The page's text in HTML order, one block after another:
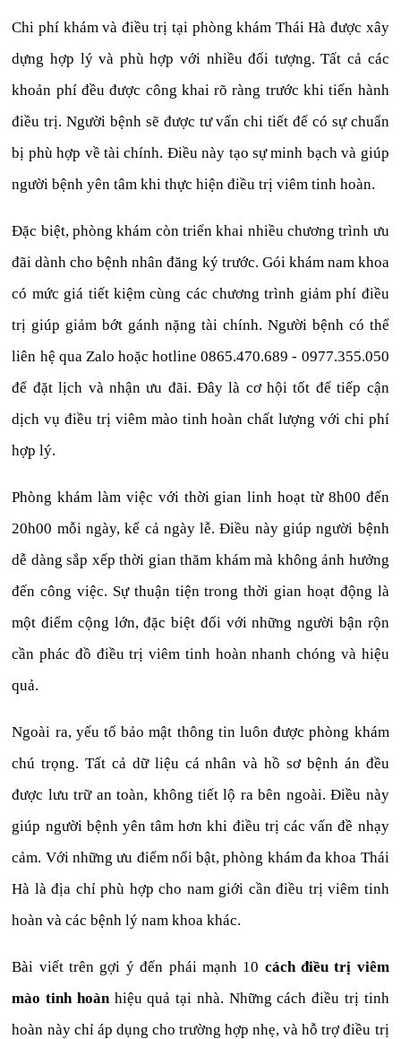
Chi phí khám và điều trị tại phòng khám Thái Hà được xây
dựng hợp lý và phù hợp với nhiều đối tượng. Tất cả các
khoản phí đều được công khai rõ ràng trước khi tiến hành
điều trị. Người bệnh sẽ được tư vấn chi tiết để có sự chuẩn
bị phù hợp về tài chính. Điều này tạo sự minh bạch và giúp
người bệnh yên tâm khi thực hiện điều trị viêm tinh hoàn.
Đặc biệt, phòng khám còn triển khai nhiều chương trình ưu
đãi dành cho bệnh nhân đăng ký trước. Gói khám nam khoa
có mức giá tiết kiệm cùng các chương trình giảm phí điều
trị giúp giảm bớt gánh nặng tài chính. Người bệnh có thể
liên hệ qua Zalo hoặc hotline 0865.470.689 - 0977.355.050
để đặt lịch và nhận ưu đãi. Đây là cơ hội tốt để tiếp cận
dịch vụ điều trị viêm mào tinh hoàn chất lượng với chi phí
hợp lý.
Phòng khám làm việc với thời gian linh hoạt từ 8h00 đến
20h00 mỗi ngày, kể cả ngày lễ. Điều này giúp người bệnh
dễ dàng sắp xếp thời gian thăm khám mà không ảnh hưởng
đến công việc. Sự thuận tiện trong thời gian hoạt động là
một điểm cộng lớn, đặc biệt đối với những người bận rộn
cần phác đồ điều trị viêm tinh hoàn nhanh chóng và hiệu
quả.
Ngoài ra, yếu tố bảo mật thông tin luôn được phòng khám
chú trọng. Tất cả dữ liệu cá nhân và hồ sơ bệnh án đều
được lưu trữ an toàn, không tiết lộ ra bên ngoài. Điều này
giúp người bệnh yên tâm hơn khi điều trị các vấn đề nhạy
cảm. Với những ưu điểm nổi bật, phòng khám đa khoa Thái
Hà là địa chỉ phù hợp cho nam giới cần điều trị viêm tinh
hoàn và các bệnh lý nam khoa khác.
Bài viết trên gợi ý đến phái mạnh 10 cách điều trị viêm
mào tinh hoànhiệu quả tại nhà. Những cách điều trị tinh
hoàn này chỉ áp dụng cho trường hợp nhẹ, và hỗ trợ điều trị